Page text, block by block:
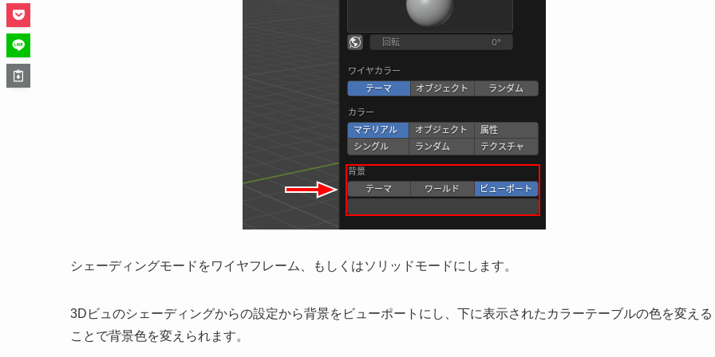
シェーディングモードをワイヤフレーム、もしくはソリッドモードにします。
3Dビュのシェーディングからの設定から背景をビューポートにし、下に表示されたカラーテーブルの色を変える
ことで背景色を変えられます。